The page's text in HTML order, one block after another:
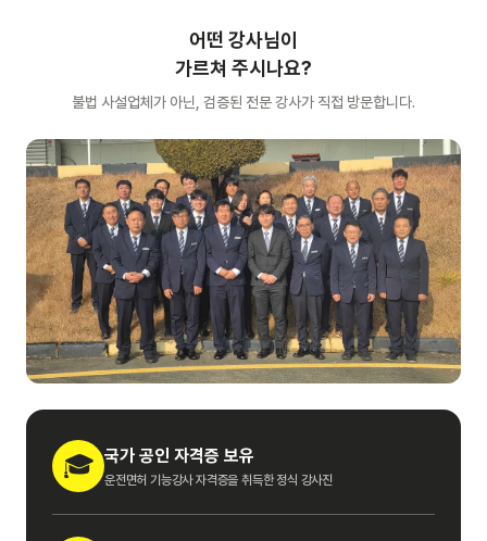
어떤 강사님이
가르쳐 주시나요?
불법 사설업체가 아닌, 검증된 전문 강사가 직접 방문합니다.
🎓 국가 공인 자격증 보유
운전면허 기능강사 자격증을 취득한 정식 강사진